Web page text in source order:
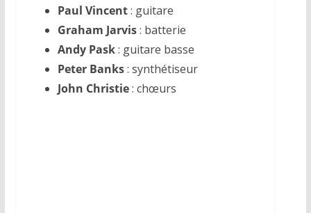
Paul Vincent: guitare
Graham Jarvis: batterie
Andy Pask: guitare basse
Peter Banks: synthétiseur
John Christie: chœurs